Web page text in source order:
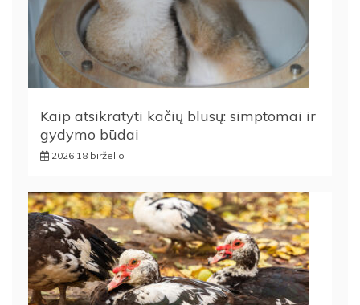
Kaip atsikratyti kačių blusų: simptomai ir
gydymo būdai
2026 18 birželio